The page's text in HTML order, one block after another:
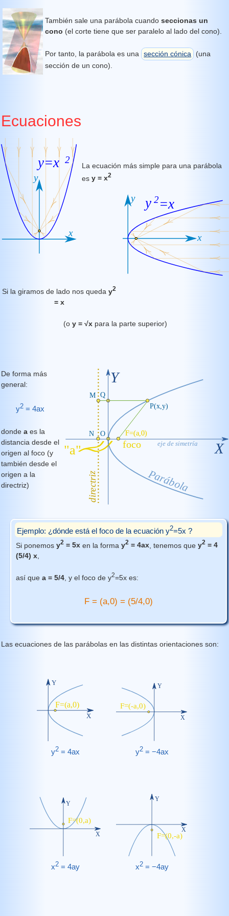
También sale una parábola cuando seccionas un
cono (el corte tiene que ser paralelo al lado del cono).
Por tanto, la parábola es una sección cónica
(una
sección de un cono).
Ecuaciones
La ecuación más simple para una parábola
es y = x2
Si la giramos de lado nos queday2
= x
(o y = √xpara la parte superior)
De forma más
general:
y2 = 4ax
donde a es la
distancia desde el
origen al foco (y
también desde el
origen a la
directriz)
Ejemplo: ¿dónde está el foco de la ecuación y2=5x ?
Si ponemos y2= 5xen la forma y2= 4ax, tenemos que y2= 4
(5/4) x,
así que a = 5/4, y el foco de y2=5x es:
F = (a,0) = (5/4,0)
Las ecuaciones de las parábolas en las distintas orientaciones son:
y2 = 4ax y2= −4ax
x2 = 4ay x2= −4ay